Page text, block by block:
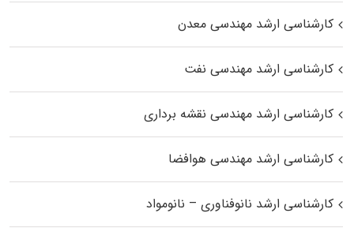
کارشناسی ارشد مهندسی معدن
کارشناسی ارشد مهندسی نفت
کارشناسی ارشد مهندسی نقشه برداری
کارشناسی ارشد مهندسی هوافضا
کارشناسی ارشد نانوفناوری – نانومواد